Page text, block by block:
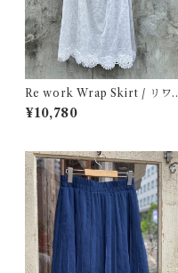
Re work Wrap Skirt / リワ
ーク レース ラップ スカート古
着
¥10,780